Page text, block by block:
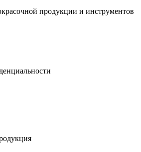
продукции и инструментов